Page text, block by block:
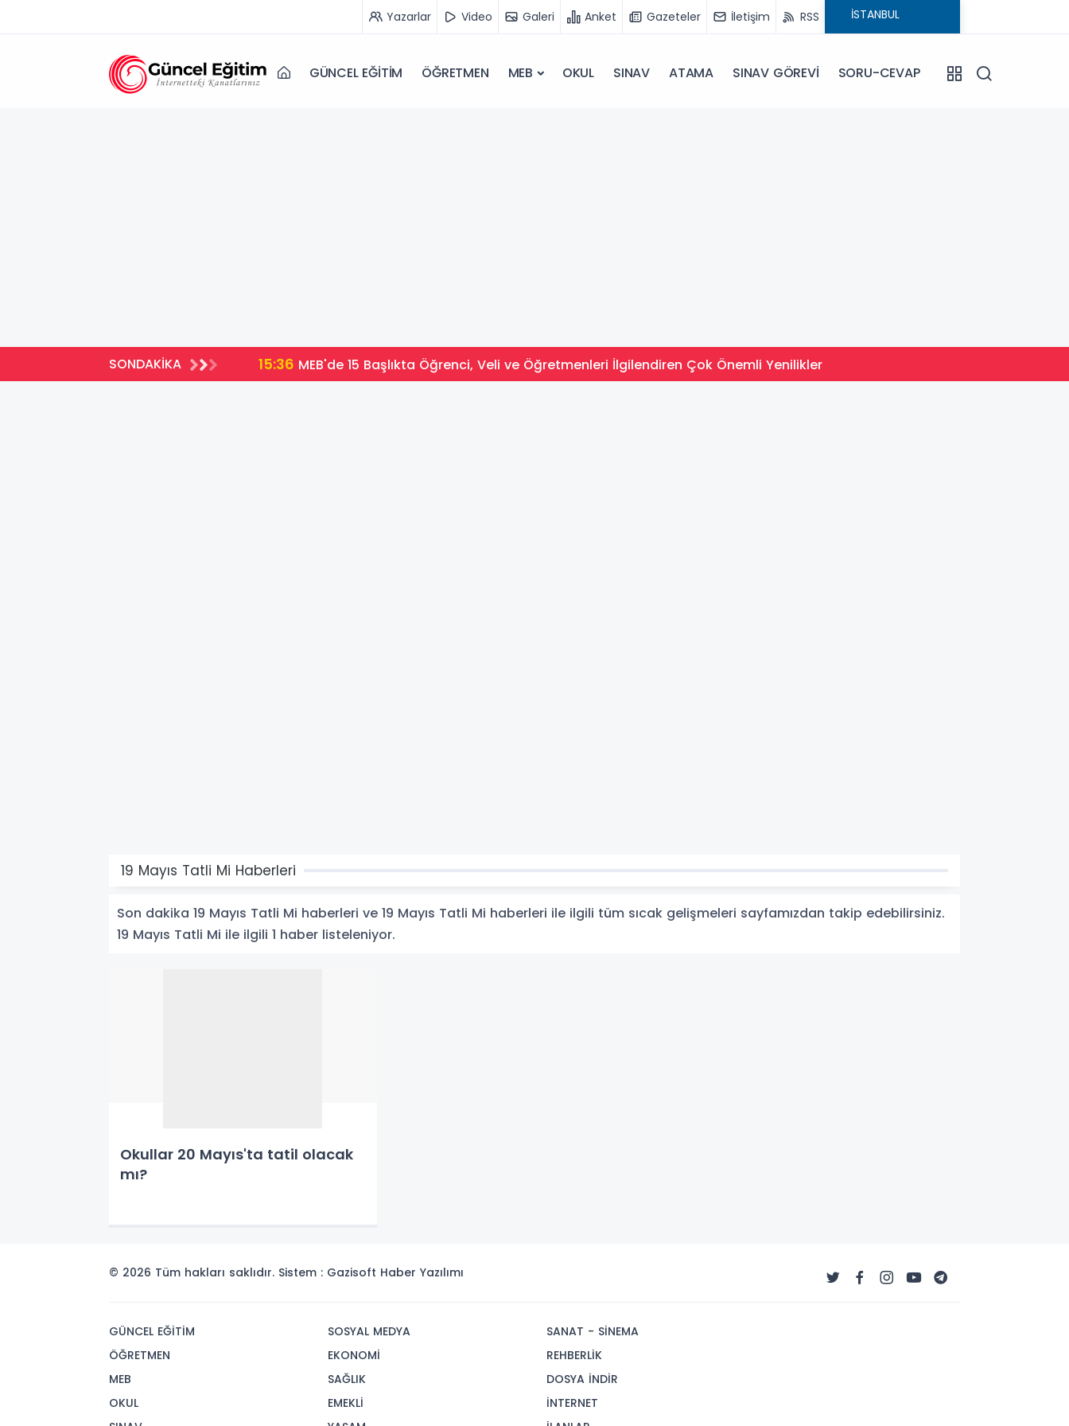
Yazarlar Video Galeri Anket Gazeteler İletişim RSS
GÜNCEL EĞİTİM ÖĞRETMEN MEB OKUL SINAV ATAMA SINAV GÖREVİ SORU-CEVAP
SONDAKİKA 15:36 MEB'de 15 Başlıkta Öğrenci, Veli ve Öğretmenleri İlgilendiren Çok Önemli Yenilikler
19 Mayıs Tatli Mi Haberleri
Son dakika 19 Mayıs Tatli Mi haberleri ve 19 Mayıs Tatli Mi haberleri ile ilgili tüm sıcak gelişmeleri sayfamızdan takip edebilirsiniz.
19 Mayıs Tatli Mi ile ilgili 1 haber listeleniyor.
Okullar 20 Mayıs'ta tatil olacak
mı?
© 2026 Tüm hakları saklıdır. Sistem : Gazisoft Haber Yazılımı
GÜNCEL EĞİTİM
ÖĞRETMEN
MEB
OKUL
SOSYAL MEDYA
EKONOMİ
SAĞLIK
EMEKLİ
SANAT - SİNEMA
REHBERLİK
DOSYA İNDİR
İNTERNET